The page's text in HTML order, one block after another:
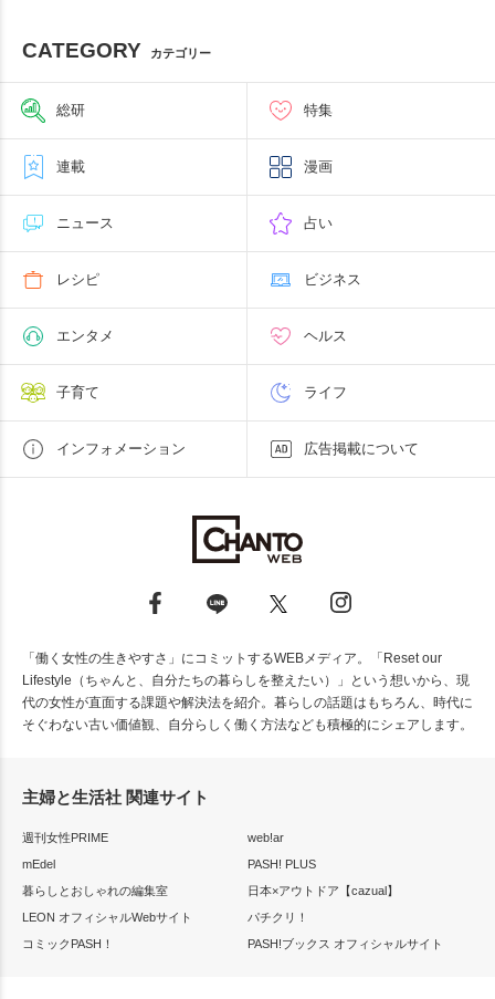
CATEGORY カテゴリー
総研 特集
連載 漫画
ニュース 占い
レシピ ビジネス
エンタメ ヘルス
子育て ライフ
インフォメーション 広告掲載について
「働く女性の生きやすさ」にコミットするWEBメディア。「Reset our
Lifestyle（ちゃんと、自分たちの暮らしを整えたい）」という想いから、現
代の女性が直面する課題や解決法を紹介。暮らしの話題はもちろん、時代に
そぐわない古い価値観、自分らしく働く方法なども積極的にシェアします。
主婦と生活社 関連サイト
週刊女性PRIME
web!ar
mEdel
PASH! PLUS
暮らしとおしゃれの編集室
日本×アウトドア【cazual】
LEON オフィシャルWebサイト
パチクリ！
コミックPASH！
PASH!ブックス オフィシャルサイト